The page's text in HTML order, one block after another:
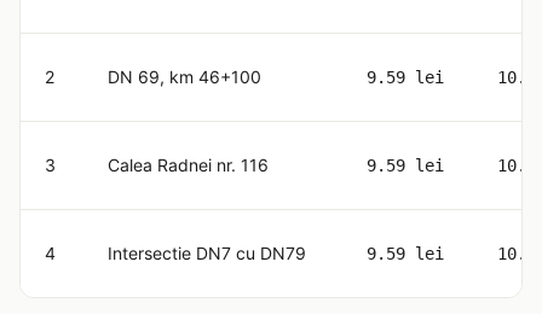
2 DN 69, km 46+100 9.59 lei
3 Calea Radnei nr. 116 9.59 lei
4 Intersectie DN7 cu DN79 9.59 lei